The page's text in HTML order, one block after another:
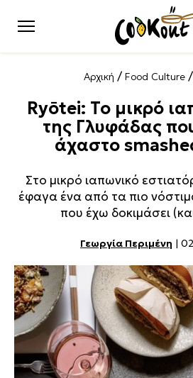
Αρχική / Food Culture
Ryōtei: Το μικρό
της Γλυφάδας
άχαστο
Στο μικρό ιαπωνικό
έφαγα ένα από τα πιο
που έχω δοκιμάσει
Γεωργία Περιμένη |